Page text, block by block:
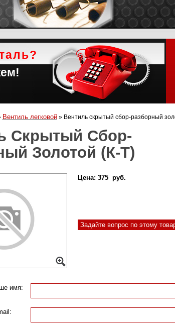
Вентиль легковой» Вентиль скрытый сбор-разборный
Скрытый Сбор-
Золотой (к-Т)
Цена: 375 руб.
Задайте вопрос по этому
имя: